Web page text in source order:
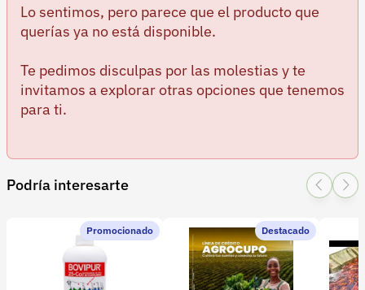
Lo sentimos, pero parece que el producto que
querías ya no está disponible.
Te pedimos disculpas por las molestias y te
invitamos a explorar otras opciones que tenemos
para ti.
Podría interesarte
Promocionado Destacado
Información legal
Términos y condiciones
Política de devoluciones
Política de privacidad
Recuperar contraseña
Contacto